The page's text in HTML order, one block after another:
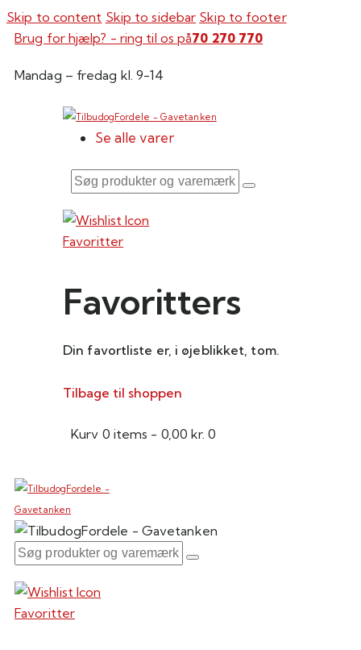
Skip to content Skip to sidebar Skip to footer
Brug for hjælp? - ring til os på70 270 770
Mandag – fredag kl. 9-14
Se alle varer
Søg
og
varemærker
Favoritter
Favoritters
Din favortliste er, i øjeblikket, tom.
Tilbage til shoppen
Kurv 0 items - 0,00 kr. 0
Favoritter